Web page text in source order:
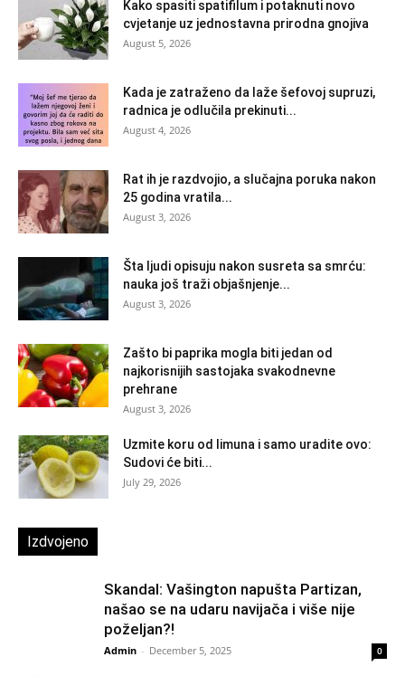
Kako spasiti spatifilum i potaknuti novo
cvjetanje uz jednostavna prirodna gnojiva
August 5, 2026
Kada je zatraženo da laže šefovoj supruzi,
radnica je odlučila prekinuti...
August 4, 2026
Rat ih je razdvojio, a slučajna poruka nakon
25 godina vratila...
August 3, 2026
Šta ljudi opisuju nakon susreta sa smrću:
nauka još traži objašnjenje...
August 3, 2026
Zašto bi paprika mogla biti jedan od
najkorisnijih sastojaka svakodnevne
prehrane
August 3, 2026
Uzmite koru od limuna i samo uradite ovo:
Sudovi će biti...
July 29, 2026
Izdvojeno
Skandal: Vašington napušta Partizan,
našao se na udaru navijača i više nije
poželjan?!
Admin - December 5, 2025 0